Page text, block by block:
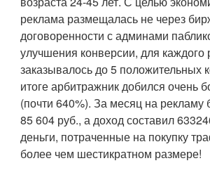
реклама размещалась не через
договоренности с админами
улучшения конверсии, для каждого
заказывалось до 5 положительных
итоге арбитражник добился очень
(почти 640%). За месяц на рекламу
85 604 руб., а доход составил
деньги, потраченные на покупку
более чем шестикратном размере!